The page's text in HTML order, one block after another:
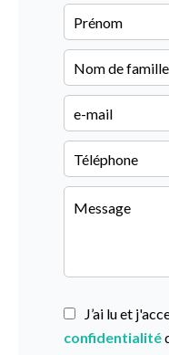
J’ai lu et
confidentialité